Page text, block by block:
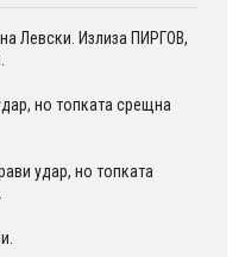
Левски. Излиза ПИРГОВ,
но топката срещна
удар, но топката